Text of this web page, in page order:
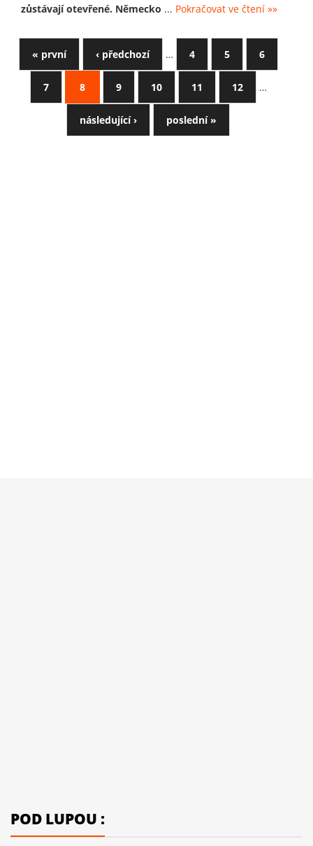
zůstávají otevřené. Německo ... Pokračovat ve čtení »»
« první ‹ předchozí … 4 5 6
7 8 9 10 11 12 …
následující › poslední »
POD LUPOU :